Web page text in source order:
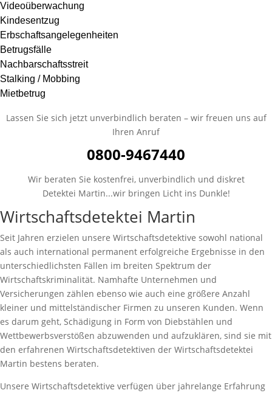
Videoüberwachung
Kindesentzug
Erbschaftsangelegenheiten
Betrugsfälle
Nachbarschaftsstreit
Stalking / Mobbing
Mietbetrug
Lassen Sie sich jetzt unverbindlich beraten – wir freuen uns auf
Ihren Anruf
0800-9467440
Wir beraten Sie kostenfrei, unverbindlich und diskret
Detektei Martin...wir bringen Licht ins Dunkle!
Wirtschaftsdetektei Martin
Seit Jahren erzielen unsere Wirtschaftsdetektive sowohl national
als auch international permanent erfolgreiche Ergebnisse in den
unterschiedlichsten Fällen im breiten Spektrum der
Wirtschaftskriminalität. Namhafte Unternehmen und
Versicherungen zählen ebenso wie auch eine größere Anzahl
kleiner und mittelständischer Firmen zu unseren Kunden. Wenn
es darum geht, Schädigung in Form von Diebstählen und
Wettbewerbsverstößen abzuwenden und aufzuklären, sind sie mit
den erfahrenen Wirtschaftsdetektiven der Wirtschaftsdetektei
Martin bestens beraten.
Unsere Wirtschaftsdetektive verfügen über jahrelange Erfahrung